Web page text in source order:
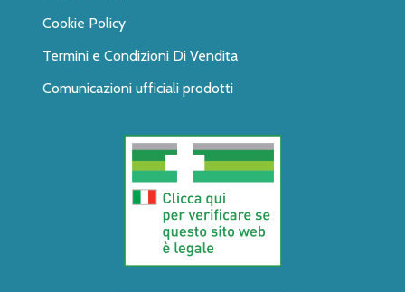
Cookie Policy
Termini e Condizioni Di Vendita
Comunicazioni ufficiali prodotti